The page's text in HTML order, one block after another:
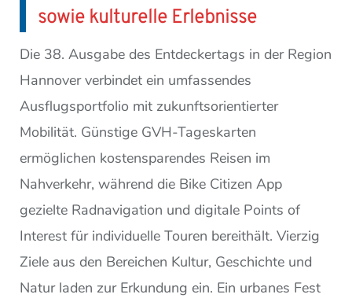
sowie kulturelle Erlebnisse
Die 38. Ausgabe des Entdeckertags in der Region
Hannover verbindet ein umfassendes
Ausflugsportfolio mit zukunftsorientierter
Mobilität. Günstige GVH-Tageskarten
ermöglichen kostensparendes Reisen im
Nahverkehr, während die Bike Citizen App
gezielte Radnavigation und digitale Points of
Interest für individuelle Touren bereithält. Vierzig
Ziele aus den Bereichen Kultur, Geschichte und
Natur laden zur Erkundung ein. Ein urbanes Fest